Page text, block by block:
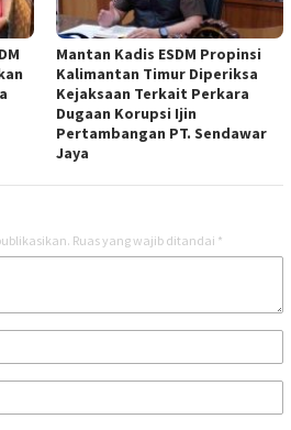
Mantan Kadis ESDM Propinsi
Kalimantan Timur Diperiksa
Kejaksaan Terkait Perkara
Dugaan Korupsi Ijin
Pertambangan PT. Sendawar
Jaya
Ruas yang wajib ditandai *